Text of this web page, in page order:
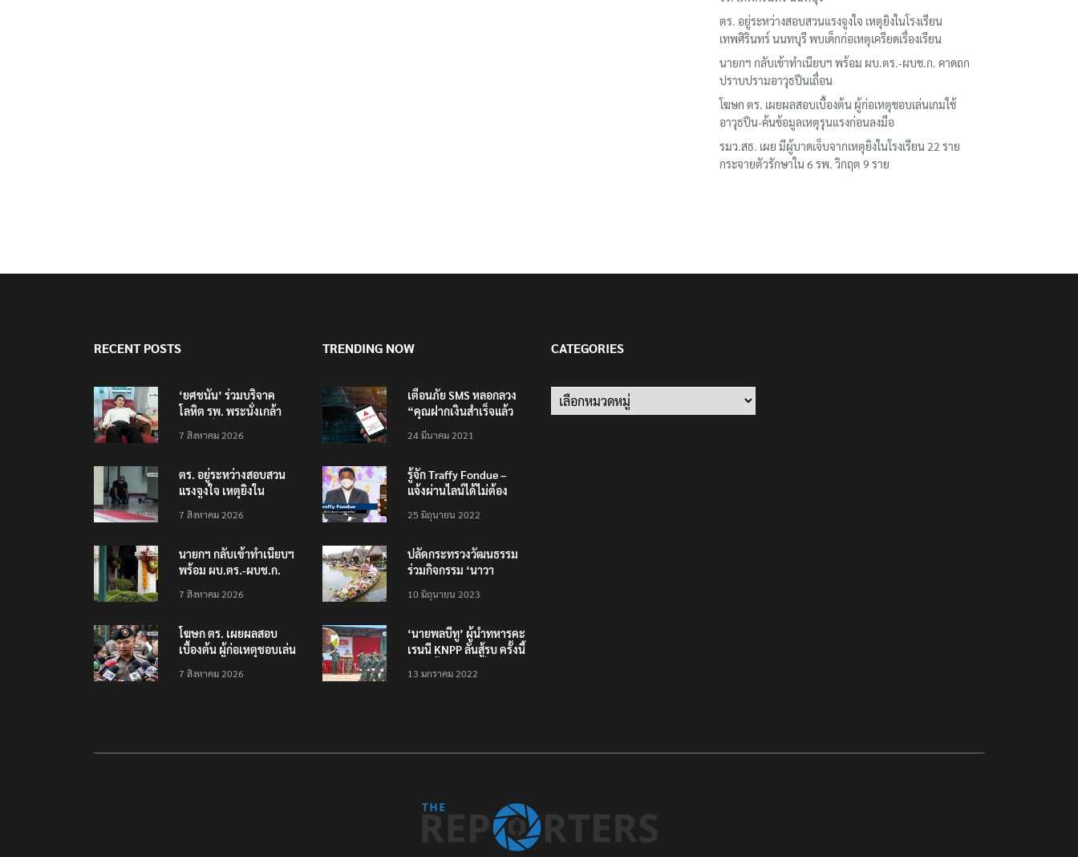
ตร. อยู่ระหว่างสอบสวนแรงจูงใจ เหตุยิงในโรงเรียน
เทพศิรินทร์ นนทบุรี พบเด็กก่อเหตุเครียดเรื่องเรียน
นายกฯ กลับเข้าทำเนียบฯ พร้อม ผบ.ตร.-ผบช.ก. คาดถก
ปราบปรามอาวุธปืนเถื่อน
โฆษก ตร. เผยผลสอบเบื้องต้น ผู้ก่อเหตุชอบเล่นเกมใช้
อาวุธปืน-ค้นข้อมูลเหตุรุนแรงก่อนลงมือ
รมว.สธ. เผย มีผู้บาดเจ็บจากเหตุยิงในโรงเรียน 22 ราย
กระจายตัวรักษาใน 6 รพ. วิกฤต 9 ราย
RECENT POSTS
‘ยศชนัน’ ร่วมบริจาค
โลหิต รพ. พระนั่งเกล้า
เทพศิรินทร์ นนทบุรี
7 สิงหาคม 2026
ตร. อยู่ระหว่างสอบสวน
แรงจูงใจ เหตุยิงใน
นนทบุรี พบเด็กก่อเหตุ
7 สิงหาคม 2026
นายกฯ กลับเข้าทำเนียบฯ
พร้อม ผบ.ตร.-ผบช.ก.
ปืนเถื่อน
7 สิงหาคม 2026
โฆษก ตร. เผยผลสอบ
เบื้องต้น ผู้ก่อเหตุชอบเล่น
เหตุรุนแรงก่อนลงมือ
7 สิงหาคม 2026
TRENDING NOW
เตือนภัย SMS หลอกลวง
“คุณฝากเงินสำเร็จแล้ว
200,000 บาท”
24 มีนาคม 2021
รู้จัก Traffy Fondue –
แจ้งผ่านไลน์ได้ไม่ต้อง
ทั่วไทย ไม่ใช่แค่ในกรุง
25 มิถุนายน 2022
ปลัดกระทรวงวัฒนธรรม
ร่วมกิจกรรม ‘นาวา
ตักบาตรทางน้ำ
10 มิถุนายน 2023
‘นายพลบีทู’ ผู้นำทหารคะ
เรนนี KNPP ลั่นสู้รบ ครั้งนี้
ประชาชนต้องชนะ
13 มกราคม 2022
CATEGORIES
Categories